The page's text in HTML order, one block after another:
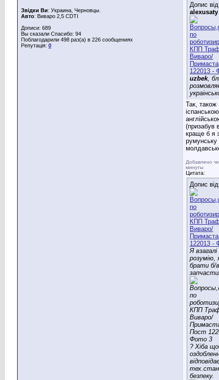
Звідки Ви: Украина, Черновцы.
Авто: Виваро 2,5 CDTI
Дописи: 689
Вы сказали Спасибо: 94
Поблагодарили 498 раз(а) в 226 сообщениях
Репутація: 0
Допис від
alexusaty
uzbek,
Так,
іспанською
(призабув
краще б я
румунську
Добавлено
минуты
Цитата:
Допис
Я взагалі
розумію,
брати б/в
? Хіба
тех.стан
безпеку.